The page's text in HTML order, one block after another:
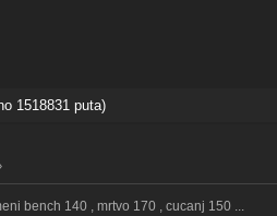
1518831 puta)
bench 140 , mrtvo 170 , cucanj 150 ...